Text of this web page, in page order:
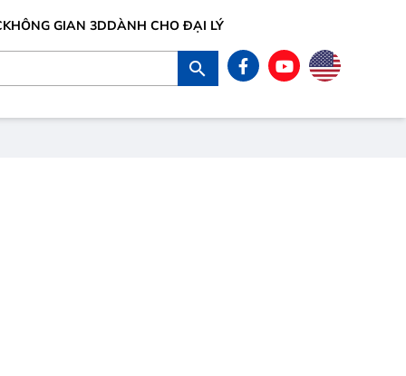
KHÔNG GIAN 3DDÀNH CHO ĐẠI LÝ